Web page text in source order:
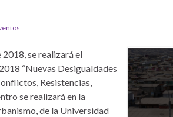
se realizará el
“Nuevas Desigualdades
Resistencias,
se realizará en la
de la Universidad